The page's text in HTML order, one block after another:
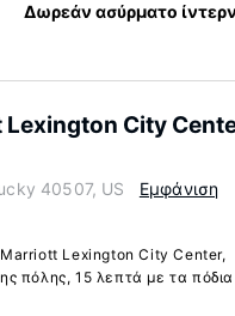
Δωρεάν ασύρματο
Lexington City
40507, US
Εμφάνιση
Lexington City Center,
πόλης, 15 λεπτά με τα πόδια